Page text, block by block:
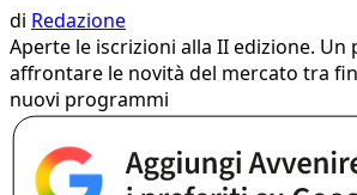
di Redazione
Aperte le iscrizioni alla II edizione. Un
affrontare le novità del mercato tra
nuovi programmi